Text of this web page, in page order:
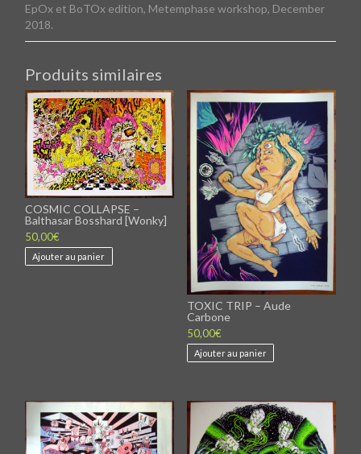
EpOx et BoTOx edition, Metemphase workshop, December
2018.
Produits similaires
COSMIC COLLAPSE –
Balthasar Bosshard [Wonky]
50,00€
Ajouter au panier
TOXIC TRIP – Aude
Carbone
50,00€
Ajouter au panier